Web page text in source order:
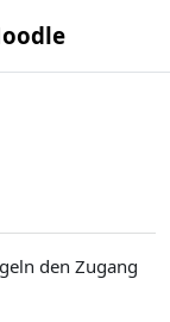
den Zugang